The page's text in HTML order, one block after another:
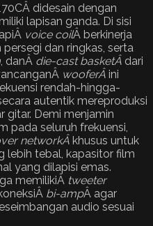
didesain dengan
lapisan ganda. Di sisi
voice coilÂ berkinerja
dan ringkas, serta
, danÂ die-cast basketÂ dari
wooferÂ ini
rendah-hingga-
autentik mereproduksi
gitar. Demi menjamin
pada seluruh frekuensi,
networkÂ khusus untuk
lebih tebal, kapasitor film
yang dilapisi emas.
memilikiÂ tweeter
bi-ampÂ agar
audio sesuai